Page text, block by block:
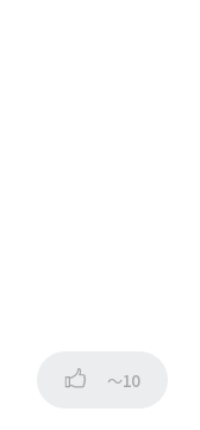
～10